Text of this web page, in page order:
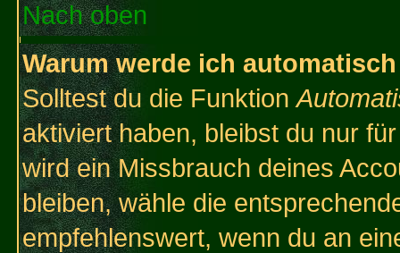
Nach oben
Warum werde ich
Solltest du die Funktion
aktiviert haben, bleibst du nur
wird ein Missbrauch deines
bleiben, wähle die
empfehlenswert, wenn du an